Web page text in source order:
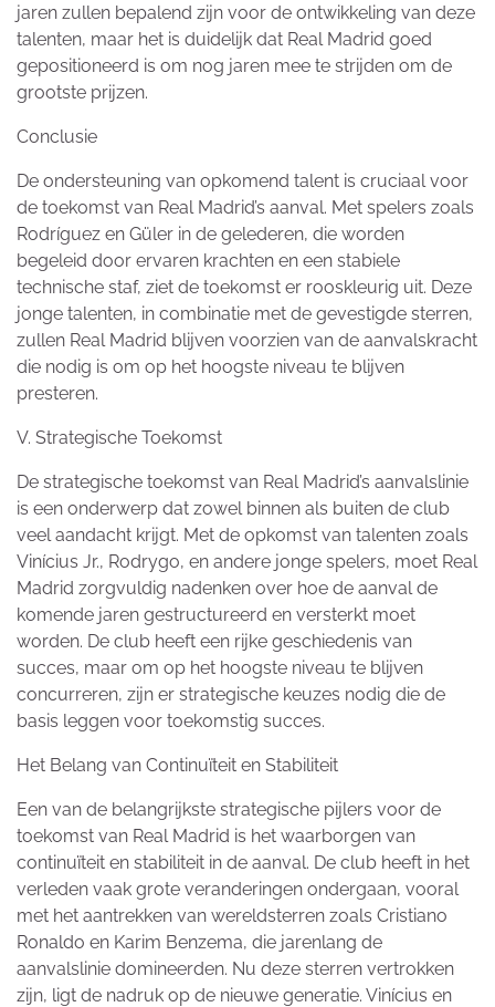
jaren zullen bepalend zijn voor de ontwikkeling van deze
talenten, maar het is duidelijk dat Real Madrid goed
gepositioneerd is om nog jaren mee te strijden om de
grootste prijzen.
Conclusie
De ondersteuning van opkomend talent is cruciaal voor
de toekomst van Real Madrid’s aanval. Met spelers zoals
Rodríguez en Güler in de gelederen, die worden
begeleid door ervaren krachten en een stabiele
technische staf, ziet de toekomst er rooskleurig uit. Deze
jonge talenten, in combinatie met de gevestigde sterren,
zullen Real Madrid blijven voorzien van de aanvalskracht
die nodig is om op het hoogste niveau te blijven
presteren.
V. Strategische Toekomst
De strategische toekomst van Real Madrid’s aanvalslinie
is een onderwerp dat zowel binnen als buiten de club
veel aandacht krijgt. Met de opkomst van talenten zoals
Vinícius Jr., Rodrygo, en andere jonge spelers, moet Real
Madrid zorgvuldig nadenken over hoe de aanval de
komende jaren gestructureerd en versterkt moet
worden. De club heeft een rijke geschiedenis van
succes, maar om op het hoogste niveau te blijven
concurreren, zijn er strategische keuzes nodig die de
basis leggen voor toekomstig succes.
Het Belang van Continuïteit en Stabiliteit
Een van de belangrijkste strategische pijlers voor de
toekomst van Real Madrid is het waarborgen van
continuïteit en stabiliteit in de aanval. De club heeft in het
verleden vaak grote veranderingen ondergaan, vooral
met het aantrekken van wereldsterren zoals Cristiano
Ronaldo en Karim Benzema, die jarenlang de
aanvalslinie domineerden. Nu deze sterren vertrokken
zijn, ligt de nadruk op de nieuwe generatie. Vinícius en